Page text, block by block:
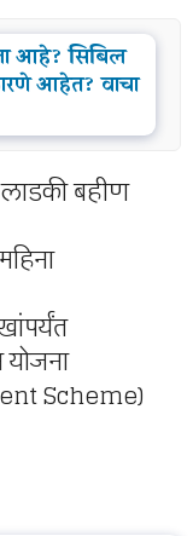
आहे? सिबिल
आहेत? वाचा
लाडकी बहीण
योजना
Scheme)